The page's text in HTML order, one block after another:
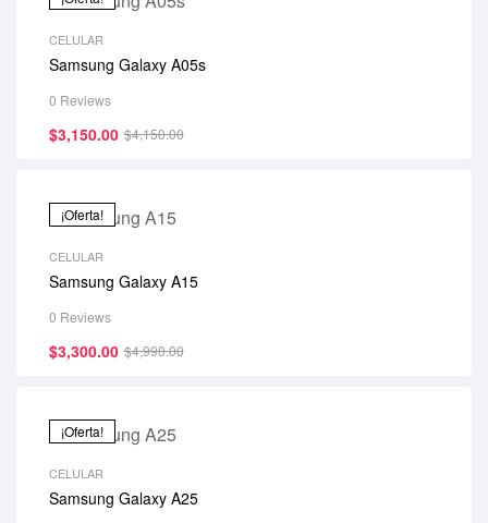
CELULAR
Samsung Galaxy A05s
0 Reviews
$4,150.00
$3,150.00
¡Oferta!
CELULAR
Samsung Galaxy A15
0 Reviews
$4,990.00
$3,300.00
¡Oferta!
CELULAR
Samsung Galaxy A25